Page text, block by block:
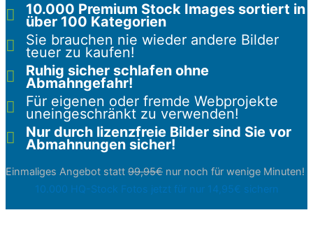
10.000 Premium Stock Images sortiert in
über 100 Kategorien
Sie brauchen nie wieder andere Bilder
teuer zu kaufen!
Ruhig sicher schlafen ohne
Abmahngefahr!
Für eigenen oder fremde Webprojekte
uneingeschränkt zu verwenden!
Nur durch lizenzfreie Bilder sind Sie vor
Abmahnungen sicher!
Einmaliges Angebot statt 99,95€ nur noch für wenige Minuten!
10.000 HQ-Stock Fotos jetzt für nur 14,95€ sichern